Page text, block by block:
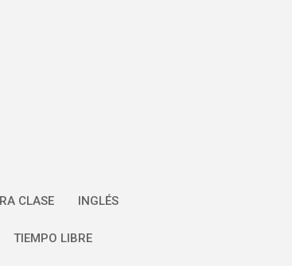
CLASE INGLÉS
TIEMPO LIBRE